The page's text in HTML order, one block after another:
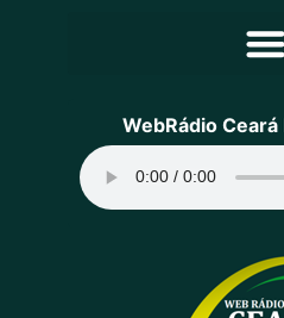
Equipe
Contato
WebRádio